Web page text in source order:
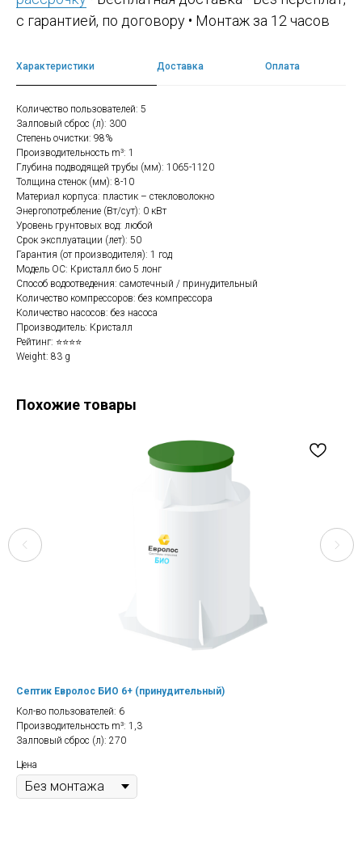
с гарантией, по договору • Монтаж за 12 часов
Характеристики Доставка Оплата
Количество пользователей: 5
Залповый сброс (л): 300
Степень очистки: 98%
Производительность m³: 1
Глубина подводящей трубы (мм): 1065-1120
Толщина стенок (мм): 8-10
Материал корпуса: пластик – стекловолокно
Энергопотребление (Вт/сут): 0 кВт
Уровень грунтовых вод: любой
Срок эксплуатации (лет): 50
Гарантия (от производителя): 1 год
Модель ОС: Кристалл био 5 лонг
Способ водоотведения: самотечный / принудительный
Количество компрессоров: без компрессора
Количество насосов: без насоса
Производитель: Кристалл
Рейтинг: ⭐⭐⭐⭐
Weight: 83 g
Похожие товары
Септик Евролос БИО 6+ (принудительный)
Кол-во пользователей: 6
Производительность m³: 1,3
Залповый сброс (л): 270
Цена